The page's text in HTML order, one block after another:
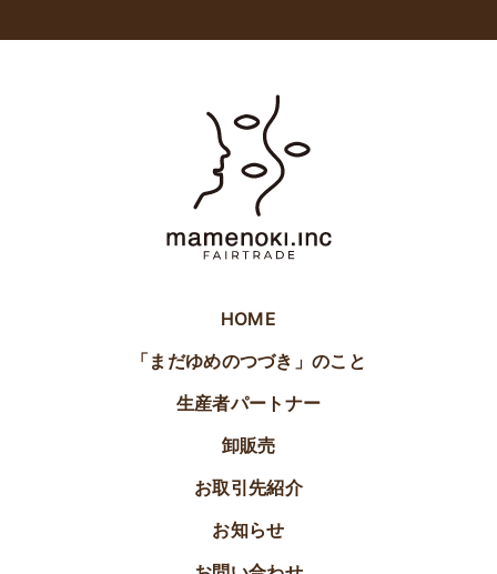
HOME
「まだゆめのつづき」のこと
生産者パートナー
卸販売
お取引先紹介
お知らせ